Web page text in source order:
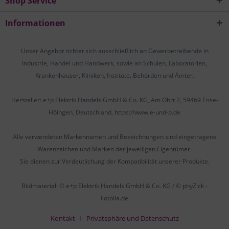
Informationen
Unser Angebot richtet sich ausschließlich an Gewerbetreibende in
Industrie, Handel und Handwerk, sowie an Schulen, Laboratorien,
Krankenhäuser, Kliniken, Institute, Behörden und Ämter.
Hersteller: e+p Elektrik Handels GmbH & Co. KG, Am Ohrt 7, 59469 Ense-
Höingen, Deutschland, https://www.e-und-p.de
Alle verwendeten Markennamen und Bezeichnungen sind eingetragene
Warenzeichen und Marken der jeweiligen Eigentümer.
Sie dienen zur Verdeutlichung der Kompatibilität unserer Produkte.
Bildmaterial: © e+p Elektrik Handels GmbH & Co. KG / © phyZick -
Fotolia.de
Kontakt
Privatsphäre und Datenschutz